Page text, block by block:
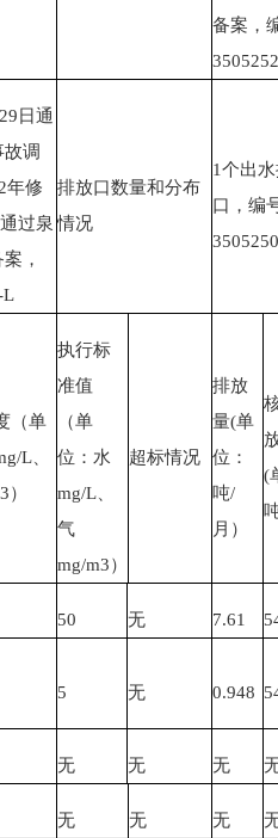
备案，
日通
故调
年修
过泉
，
L
排放口数量和分布
情况
1个出
口，编
（单
L、
执行标
准值
（单
位：水
mg/L、
气
mg/m3）
超标情况
排放
量(单
位：
吨/
月）
(
50 无 7.61
5 无 0.948
无 无 无
无 无 无